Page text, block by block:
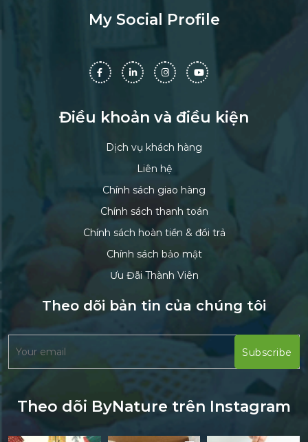
My Social Profile
Điều khoản và điều kiện
Dịch vụ khách hàng
Liên hệ
Chính sách giao hàng
Chính sách thanh toán
Chính sách hoàn tiền & đổi trả
Chính sách bảo mật
Ưu Đãi Thành Viên
Theo dõi bản tin của chúng tôi
Theo dõi ByNature trên Instagram